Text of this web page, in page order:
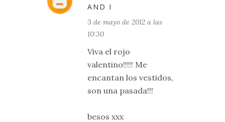
AND I
3 de mayo de 2012 a las
10:30
Viva el rojo
valentino!!!!! Me
encantan los vestidos,
son una pasada!!!
besos xxx